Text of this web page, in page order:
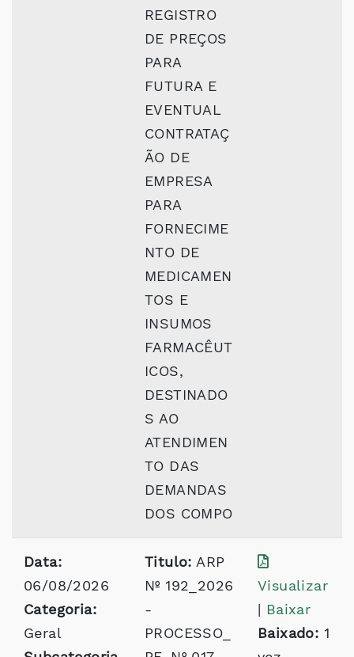
REGISTRO
DE PREÇOS
PARA
FUTURA E
EVENTUAL
CONTRATAÇ
ÃO DE
EMPRESA
PARA
FORNECIME
NTO DE
MEDICAMEN
TOS E
INSUMOS
FARMACÊUT
ICOS,
DESTINADO
S AO
ATENDIMEN
TO DAS
DEMANDAS
DOS COMPO
Data:
06/08/2026
Categoria:
Geral
Titulo: ARP
Nº 192_2026
-
PROCESSO_
Visualizar
| Baixar
Baixado: 1